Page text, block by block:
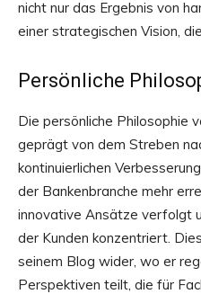
nicht nur das Ergebnis von
einer strategischen Vision,
Persönliche
Die persönliche Philosophie
geprägt von dem Streben
kontinuierlichen
der Bankenbranche mehr
innovative Ansätze verfolgt
der Kunden konzentriert.
seinem Blog wider, wo er
Perspektiven teilt, die für